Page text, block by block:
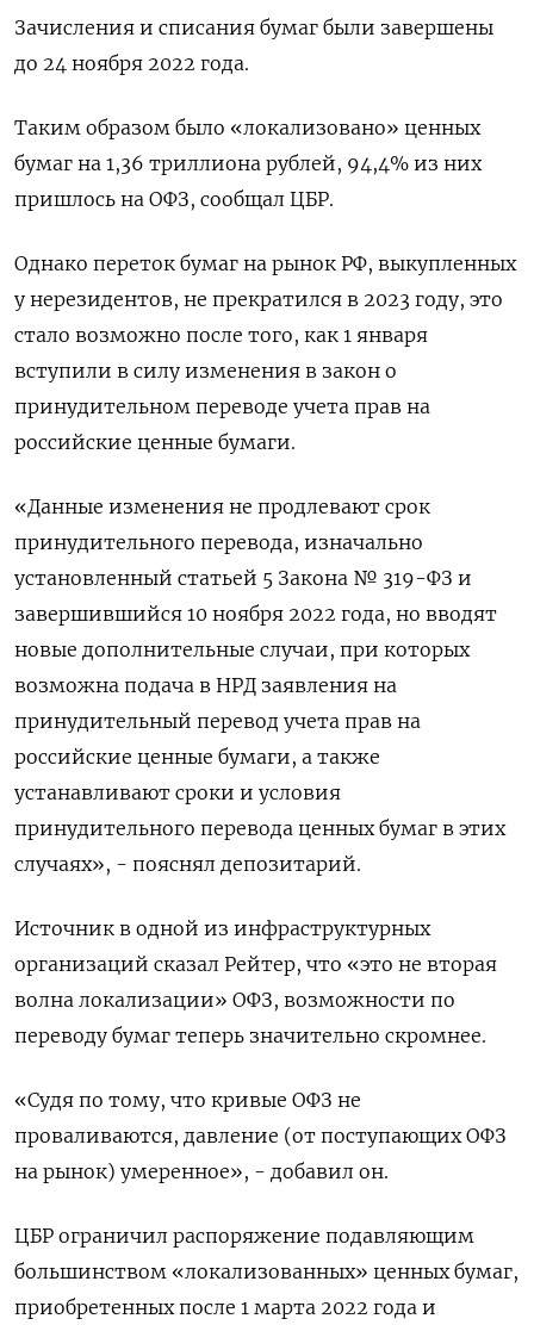
Зачисления и списания бумаг были завершены
до 24 ноября 2022 года.
Таким образом было «локализовано» ценных
бумаг на 1,36 триллиона рублей, 94,4% из них
пришлось на ОФЗ, сообщал ЦБР.
Однако переток бумаг на рынок РФ, выкупленных
у нерезидентов, не прекратился в 2023 году, это
стало возможно после того, как 1 января
вступили в силу изменения в закон о
принудительном переводе учета прав на
российские ценные бумаги.
«Данные изменения не продлевают срок
принудительного перевода, изначально
установленный статьей 5 Закона № 319-ФЗ и
завершившийся 10 ноября 2022 года, но вводят
новые дополнительные случаи, при которых
возможна подача в НРД заявления на
принудительный перевод учета прав на
российские ценные бумаги, а также
устанавливают сроки и условия
принудительного перевода ценных бумаг в этих
случаях», - пояснял депозитарий.
Источник в одной из инфраструктурных
организаций сказал Рейтер, что «это не вторая
волна локализации» ОФЗ, возможности по
переводу бумаг теперь значительно скромнее.
«Судя по тому, что кривые ОФЗ не
проваливаются, давление (от поступающих ОФЗ
на рынок) умеренное», - добавил он.
ЦБР ограничил распоряжение подавляющим
большинством «локализованных» ценных бумаг,
приобретенных после 1 марта 2022 года и